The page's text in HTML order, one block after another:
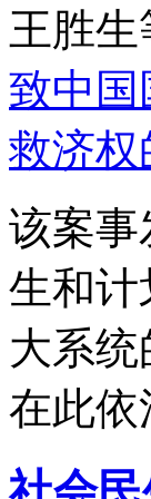
王胜生
致中国
救济权
该案事
生和计
大系
在此依